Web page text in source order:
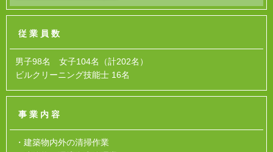
従業員数
男子98名 女子104名（計202名）
ビルクリーニング技能士 16名
事業内容
・建築物内外の清掃作業